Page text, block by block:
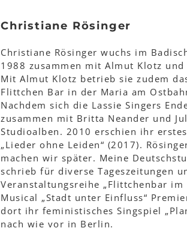
Christiane Rösinger
Christiane Rösinger wuchs im
1988 zusammen mit Almut Klotz
Mit Almut Klotz betrieb sie zudem
Flittchen Bar in der Maria am
Nachdem sich die Lassie Singers
zusammen mit Britta Neander und
Studioalben. 2010 erschien ihr
„Lieder ohne Leiden“ (2017).
machen wir später. Meine
schrieb für diverse Tageszeitungen
Veranstaltungsreihe „Flittchenbar
Musical „Stadt unter Einfluss“
dort ihr feministisches Singspiel
nach wie vor in Berlin.